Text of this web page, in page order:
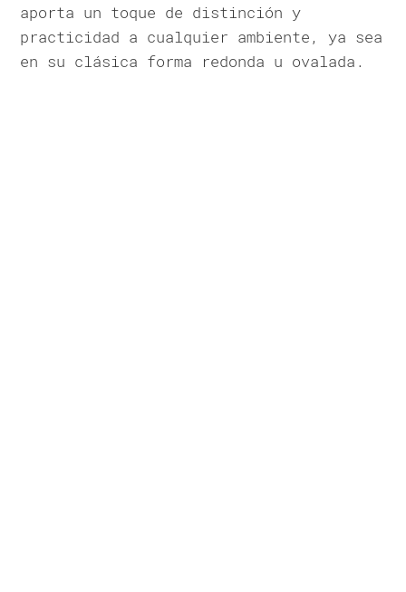
aporta un toque de distinción y
practicidad a cualquier ambiente, ya sea
en su clásica forma redonda u ovalada.